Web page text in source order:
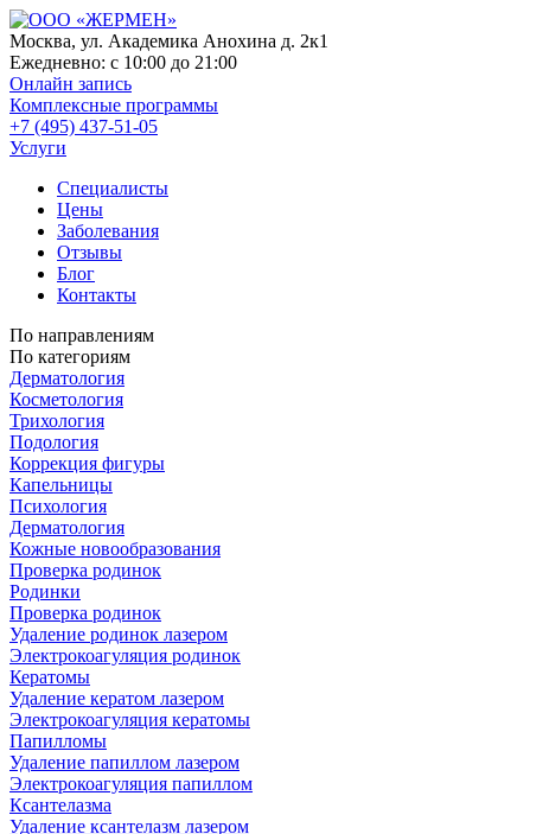
Москва, ул. Академика Анохина д. 2к1
Ежедневно: с 10:00 до 21:00
Онлайн запись
Комплексные программы
+7 (495) 437-51-05
Услуги
Специалисты
Цены
Заболевания
Отзывы
Блог
Контакты
По направлениям
По категориям
Дерматология
Косметология
Трихология
Подология
Коррекция фигуры
Капельницы
Психология
Дерматология
Кожные новообразования
Проверка родинок
Родинки
Проверка родинок
Удаление родинок лазером
Электрокоагуляция родинок
Кератомы
Удаление кератом лазером
Электрокоагуляция кератомы
Папилломы
Удаление папиллом лазером
Электрокоагуляция папиллом
Ксантелазма
Удаление ксантелазм лазером